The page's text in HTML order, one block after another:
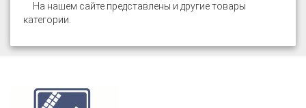
На нашем сайте представлены и другие товары
категории